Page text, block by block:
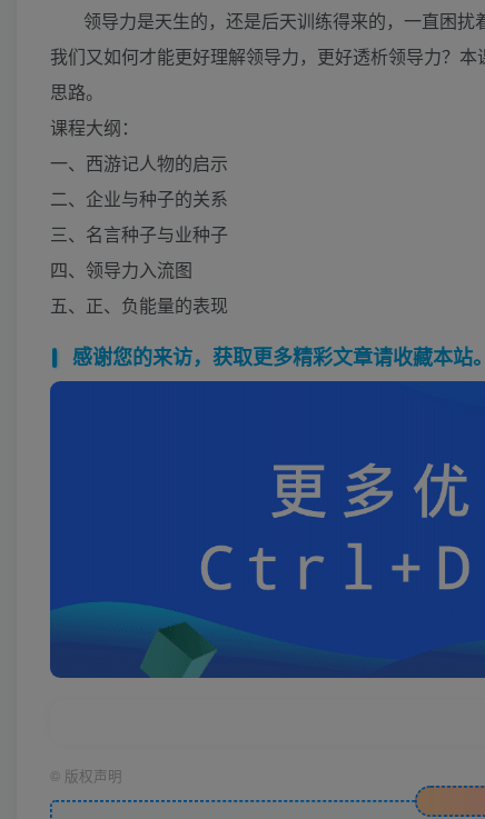
领导力是天生的，还是后天训练得来的，一直困扰
我们又如何才能更好理解领导力，更好透析领导力？
思路。
课程大纲：
一、西游记人物的启示
二、企业与种子的关系
三、名言种子与业种子
四、领导力入流图
五、正、负能量的表现
感谢您的来访，获取更多精彩文章请收藏本站。
© 版权声明